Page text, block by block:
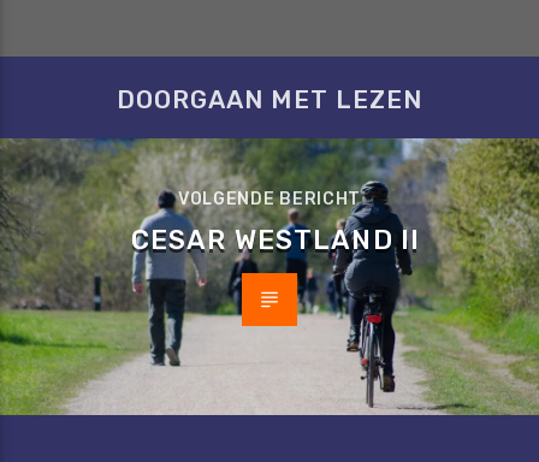
DOORGAAN MET LEZEN
VOLGENDE BERICHT
CESAR WESTLAND II